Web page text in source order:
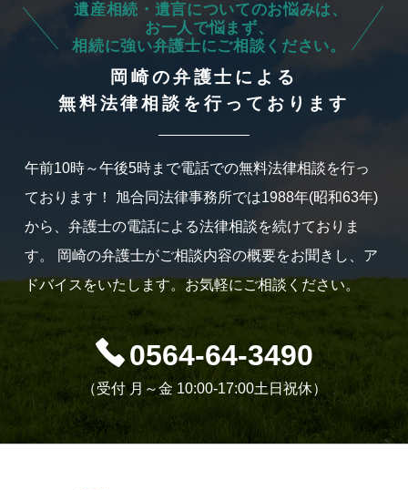
遺産相続・遺言についてのお悩みは、
お一人で悩まず、
相続に強い弁護士にご相談ください。
岡崎の弁護士による
無料法律相談を行っております
午前10時～午後5時まで電話での無料法律相談を行っ
ております！
旭合同法律事務所では1988年(昭和63年)
から、弁護士の電話による法律相談を続けておりま
す。
岡崎の弁護士がご相談内容の概要をお聞きし、ア
ドバイスをいたします。お気軽にご相談ください。
0564-64-3490
（受付 月～金 10:00-17:00土日祝休）